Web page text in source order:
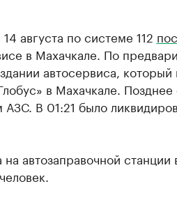
августа по системе 112
в Махачкале. По
автосервиса, который
в Махачкале.
В 01:21 было
на автозаправочной станции